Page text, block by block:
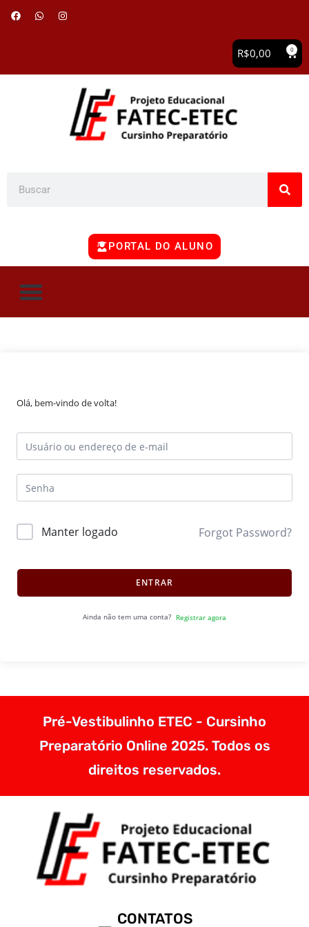
R$0,00 0
PORTAL DO ALUNO
Olá, bem-vindo de volta!
Manter logado Forgot Password?
ENTRAR
Ainda não tem uma conta? Registrar agora
Pré-Vestibulinho ETEC - Cursinho
Preparatório Online 2025. Todos os
direitos reservados.
CONTATOS